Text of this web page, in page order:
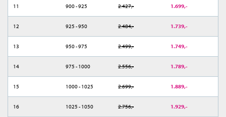
11 900 - 925 2.427,- 1.699,-
12 925 - 950 2.484,- 1.739,-
13 950 - 975 2.499,- 1.749,-
14 975 - 1000 2.556,- 1.789,-
15 1000 - 1025 2.699,- 1.889,-
16 1025 - 1050 2.756,- 1.929,-